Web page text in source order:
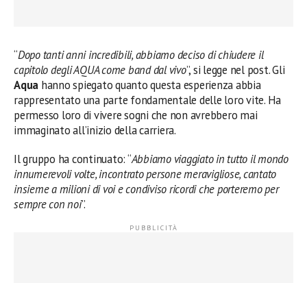
“Dopo tanti anni incredibili, abbiamo deciso di chiudere il
capitolo degli AQUA come band dal vivo”, si legge nel post. Gli
Aqua hanno spiegato quanto questa esperienza abbia
rappresentato una parte fondamentale delle loro vite. Ha
permesso loro di vivere sogni che non avrebbero mai
immaginato all’inizio della carriera.
Il gruppo ha continuato: “Abbiamo viaggiato in tutto il mondo
innumerevoli volte, incontrato persone meravigliose, cantato
insieme a milioni di voi e condiviso ricordi che porteremo per
sempre con noi”.